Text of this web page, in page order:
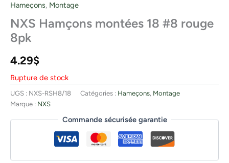
Hameçons, Montage
NXS Hamçons montées 18 #8 rouge
8pk
4.29$
Rupture de stock
UGS : NXS-RSH8/18 Catégories : Hameçons, Montage
Marque : NXS
Commande sécurisée garantie